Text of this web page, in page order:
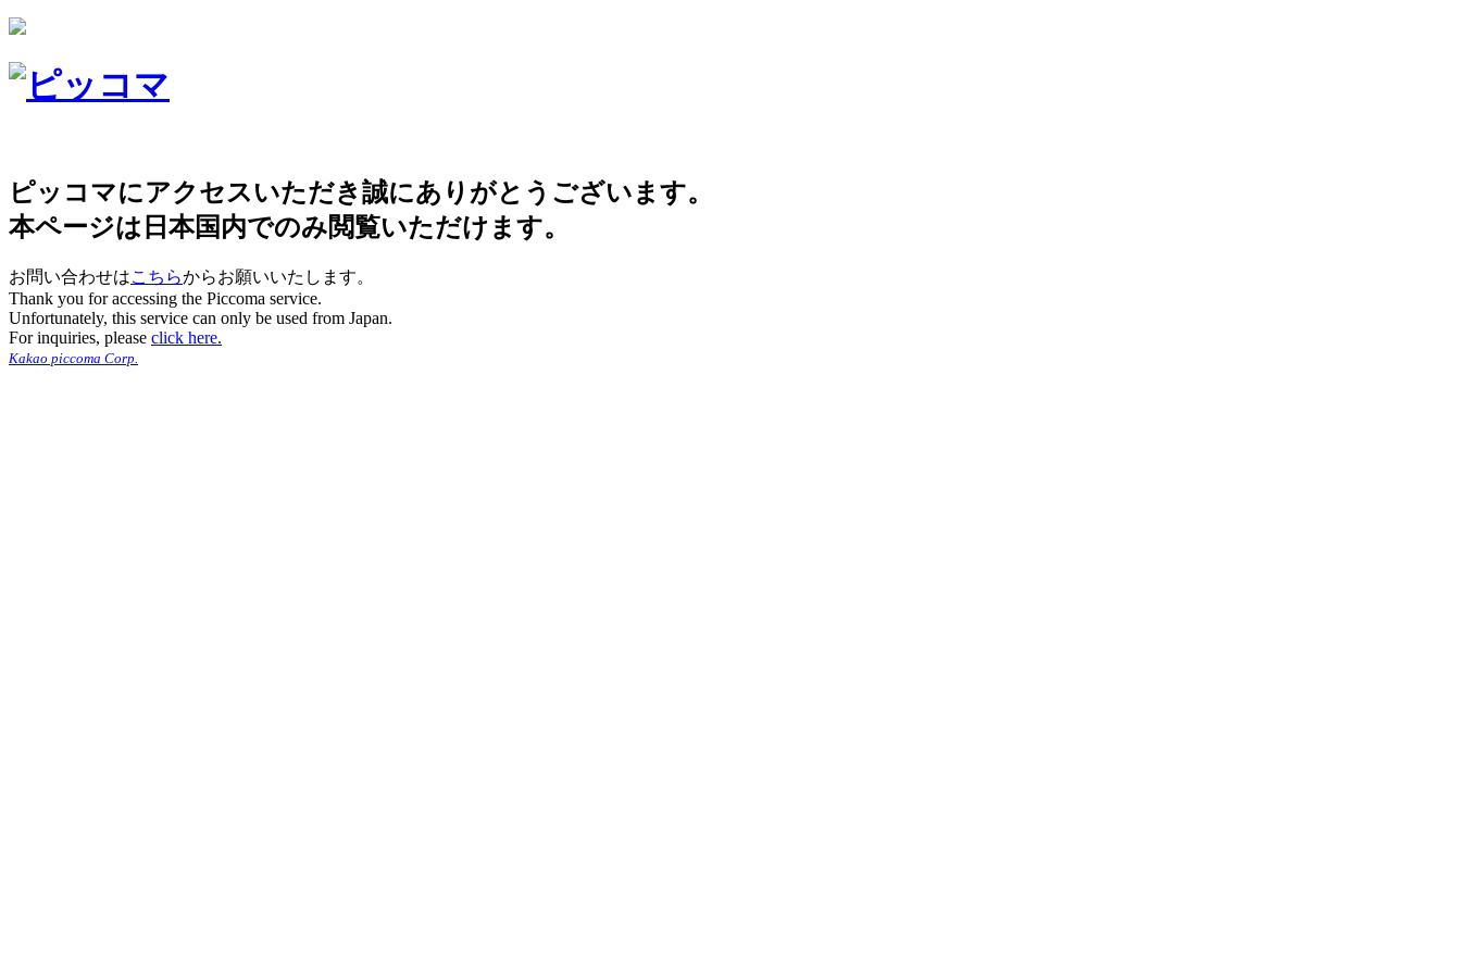
ピッコマにアクセスいただき誠にありがとうございます。
本ページは日本国内でのみ閲覧いただけます。
お問い合わせはこちらからお願いいたします。
Thank you for accessing the Piccoma service.
Unfortunately, this service can only be used from Japan.
For inquiries, please click here.
Kakao piccoma Corp.